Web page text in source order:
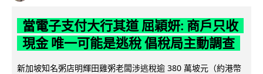
當電子支付大行其道 屈穎妍: 商戶只收
現金 唯一可能是逃稅 倡稅局主動調查
新加坡知名粥店明輝田雞粥老闆涉逃稅逾 380 萬坡元（約港幣